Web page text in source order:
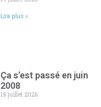
Lire plus »
Ça s’est passé en juin
2008
18 juillet 2026